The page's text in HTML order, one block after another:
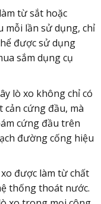
từ sắt hoặc
mỗi lần sử dụng, chỉ
được sử dụng
sắm dụng cụ
lò xo không chỉ có
cứng đầu, mà
cứng đầu trên
đường cống hiệu
được làm từ chất
thống thoát nước.